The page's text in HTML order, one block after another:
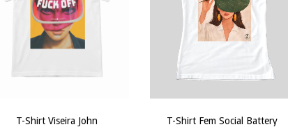
T-Shirt Viseira John T-Shirt Fem Social Battery